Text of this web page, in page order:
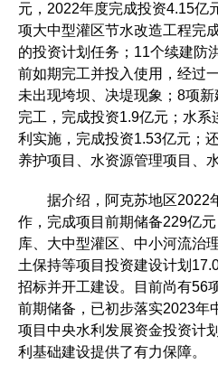
元，2022年度完成投资4.15亿
项大中型灌区节水改造工程完
的投资计划任务；11个续建防
前如期完工并投入使用，经过
未出现垮坝、决堤现象；8项
完工，完成投资1.9亿元；水
利实施，完成投资1.53亿元；
养护项目、水资源管理项目、
据介绍，阿克苏地区2022
作，完成项目前期储备229亿
库、大中型灌区、中小河流治
土保持等项目投资建设计划
招标并开工建设。目前尚有56
前期储备，已初步落实2023年
项目中央水利发展资金投资计
利基础建设提供了有力保障。